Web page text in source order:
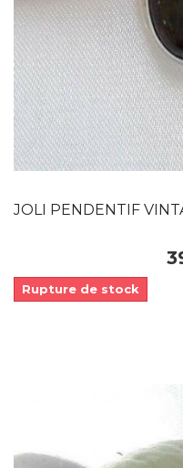
JOLI PENDENTIF
Rupture de stock